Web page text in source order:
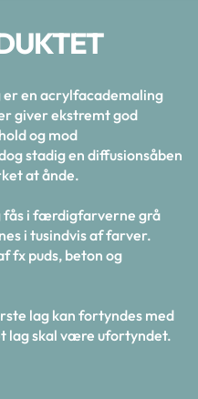
er en acrylfacademaling
giver ekstremt god
og mod
stadig en diffusionsåben
at ånde.
fås i færdigfarverne grå
i tusindvis af farver.
fx puds, beton og
lag kan fortyndes med
lag skal være ufortyndet.